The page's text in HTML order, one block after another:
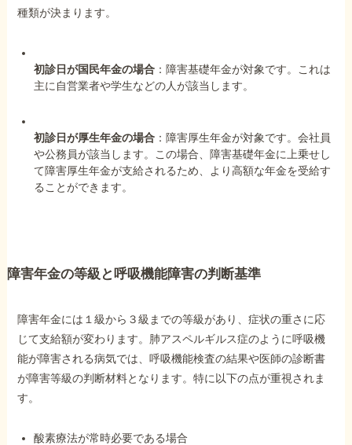
089-907-3797
受付時間：平日9:00~18:00
種類が決まります。
初診日が国民年金の場合 ：障害基礎年金が対象です。これは
主に自営業者や学生などの人が該当します。
初診日が厚生年金の場合 ：障害厚生年金が対象です。会社員
や公務員が該当します。この場合、障害基礎年金に上乗せし
て障害厚生年金が支給されるため、より高額な年金を受給す
ることができます。
障害年金の等級と呼吸機能障害の判断基準
障害年金には１級から３級までの等級があり、症状の重さに応
じて支給額が変わります。肺アスペルギルス症のように呼吸機
能が障害される病気では、呼吸機能検査の結果や医師の診断書
が障害等級の判断材料となります。特に以下の点が重視されま
す。
酸素療法が常時必要である場合